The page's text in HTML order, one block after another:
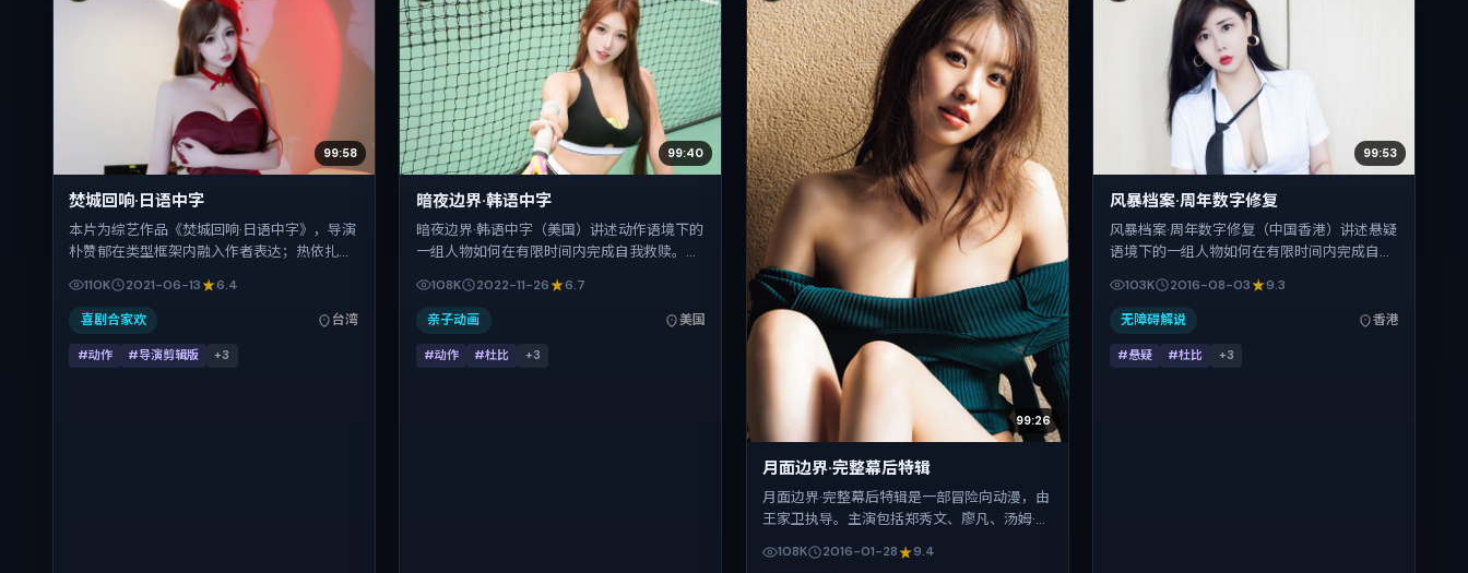
99:58
焚城回响·日语中字
本片为综艺作品《焚城回响·日语中字》，导演
朴赞郁在类型框架内融入作者表达；热依扎、
故事类型为动作，主拍摄地与出品背景为中国
台湾。上映时间 2021年6月13日（公映登记日
度。
110K 2021-06-13 6.4
喜剧合家欢 台湾
#动作 #导演剪辑版 +3
99:40
暗夜边界·韩语中字
暗夜边界·韩语中字（美国）讲述动作语境下的
一组人物如何在有限时间内完成自我救赎。洪
修·麦康纳、赵丽颖、柯震东、桂纶镁的表演层
次丰富。影片定于 2022-11-26 起陆续登陆院
钟。
108K 2022-11-26 6.7
亲子动画 美国
#动作 #杜比 +3
99:26
月面边界·完整幕后特辑
月面边界·完整幕后特辑是一部冒险向动漫，由
王家卫执导。主演包括郑秀文、廖凡、汤姆·哈
发行，2016年春节档前后与观众见面，首映日
108K 2016-01-28 9.4
99:53
风暴档案·周年数字修复
风暴档案·周年数字修复（中国香港）讲述悬疑
语境下的一组人物如何在有限时间内完成自我
正宇、张译、咏梅、胡歌的表演层次丰富。影
片定于 2016-08-03 起陆续登陆院线与网络平
103K 2016-08-03 9.3
无障碍解说 香港
#悬疑 #杜比 +3